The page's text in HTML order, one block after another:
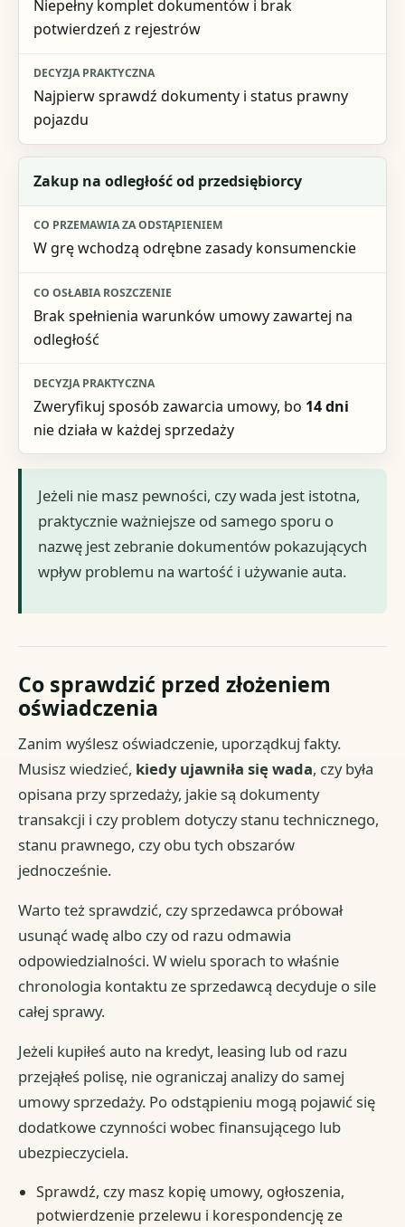
Niepełny komplet dokumentów i brak
potwierdzeń z rejestrów
Najpierw sprawdź dokumenty i status prawny
pojazdu
Zakup na odległość od przedsiębiorcy
W grę wchodzą odrębne zasady konsumenckie
Brak spełnienia warunków umowy zawartej na
odległość
Zweryfikuj sposób zawarcia umowy, bo 14 dni
nie działa w każdej sprzedaży
Jeżeli nie masz pewności, czy wada jest istotna,
praktycznie ważniejsze od samego sporu o
nazwę jest zebranie dokumentów pokazujących
wpływ problemu na wartość i używanie auta.
Co sprawdzić przed złożeniem
oświadczenia
Zanim wyślesz oświadczenie, uporządkuj fakty.
Musisz wiedzieć, kiedy ujawniła się wada, czy była
opisana przy sprzedaży, jakie są dokumenty
transakcji i czy problem dotyczy stanu technicznego,
stanu prawnego, czy obu tych obszarów
jednocześnie.
Warto też sprawdzić, czy sprzedawca próbował
usunąć wadę albo czy od razu odmawia
odpowiedzialności. W wielu sporach to właśnie
chronologia kontaktu ze sprzedawcą decyduje o sile
całej sprawy.
Jeżeli kupiłeś auto na kredyt, leasing lub od razu
przejąłeś polisę, nie ograniczaj analizy do samej
umowy sprzedaży. Po odstąpieniu mogą pojawić się
dodatkowe czynności wobec finansującego lub
ubezpieczyciela.
Sprawdź, czy masz kopię umowy, ogłoszenia,
potwierdzenie przelewu i korespondencję ze